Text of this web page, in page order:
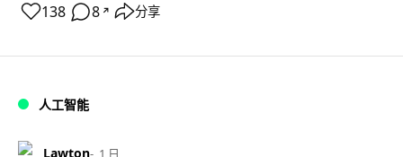
138 8 ↗ 分享
人工智能
Lawton 1 日